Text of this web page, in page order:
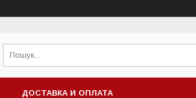
ДОСТАВКА И ОПЛАТА